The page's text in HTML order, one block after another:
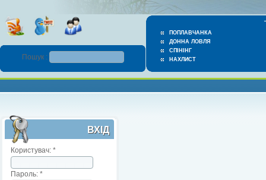
ПОПЛАВЧАНКА
ДОННА ЛОВЛЯ
СПІНІНГ
НАХЛИСТ
Пошук :
ВХІД
Користувач: *
Пароль: *